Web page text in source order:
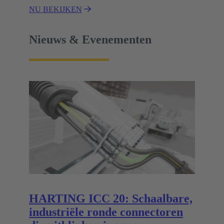
NU BEKIJKEN
Nieuws & Evenementen
HARTING ICC 20: Schaalbare,
industriële ronde connectoren